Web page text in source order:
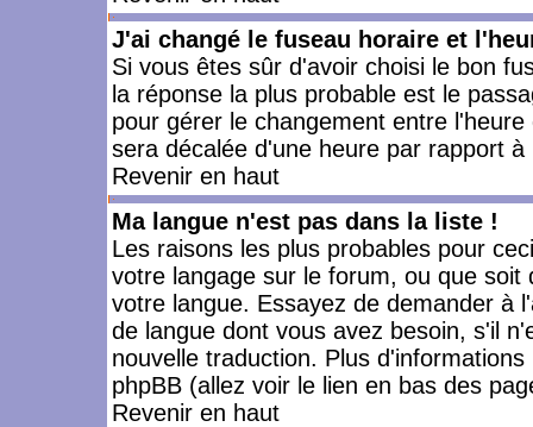
J'ai changé le fuseau horaire et
Si vous êtes sûr d'avoir choisi le bon
la réponse la plus probable est le
pour gérer le changement entre
sera décalée d'une heure par rapport à
Revenir en haut
Ma langue n'est pas dans la liste !
Les raisons les plus probables pour
votre langage sur le forum, ou que
votre langue. Essayez de demander à
de langue dont vous avez besoin, s'il
nouvelle traduction. Plus
phpBB (allez voir le lien en bas des
Revenir en haut